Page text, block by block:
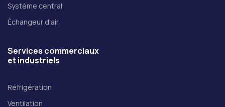
Système central
Échangeur d'air
Services commerciaux
et industriels
Réfrigération
Ventilation